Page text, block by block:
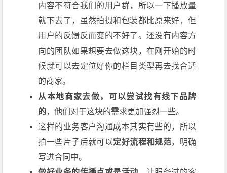
内容不符合我们的用户群，所以一下播放量
就下去了，虽然拍摄和包装都比原来好，但
用户的反馈反而变的不好了。还没有内容方
向的团队如果想要去做这块，在刚开始的时
候就可以去定位好你的栏目类型再去找合适
的商家。
从本地商家去做，可以尝试找有线下品牌
的，他们对于这块的需求更加强烈一些。
这样的业务客户沟通成本其实有些的，所以
拍一些片子后就可以定好流程和规范，明确
写进合同中。